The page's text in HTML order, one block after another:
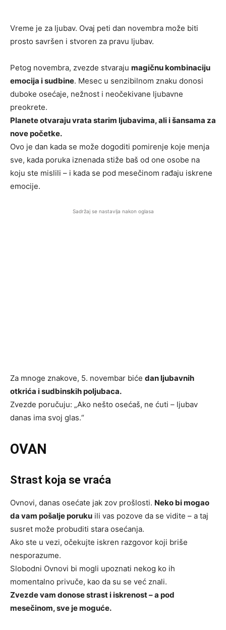
Vreme je za ljubav. Ovaj peti dan novembra može biti
prosto savršen i stvoren za pravu ljubav.
Petog novembra, zvezde stvaraju magičnu kombinaciju
emocija i sudbine. Mesec u senzibilnom znaku donosi
duboke osećaje, nežnost i neočekivane ljubavne
preokrete.
Planete otvaraju vrata starim ljubavima, ali i šansama za
nove početke.
Ovo je dan kada se može dogoditi pomirenje koje menja
sve, kada poruka iznenada stiže baš od one osobe na
koju ste mislili – i kada se pod mesečinom rađaju iskrene
emocije.
Sadržaj se nastavlja nakon oglasa
Za mnoge znakove, 5. novembar biće dan ljubavnih
otkrića i sudbinskih poljubaca.
Zvezde poručuju: „Ako nešto osećaš, ne ćuti – ljubav
danas ima svoj glas.“
OVAN
Strast koja se vraća
Ovnovi, danas osećate jak zov prošlosti. Neko bi mogao
da vam pošalje poruku ili vas pozove da se vidite – a taj
susret može probuditi stara osećanja.
Ako ste u vezi, očekujte iskren razgovor koji briše
nesporazume.
Slobodni Ovnovi bi mogli upoznati nekog ko ih
momentalno privuče, kao da su se već znali.
Zvezde vam donose strast i iskrenost – a pod
mesečinom, sve je moguće.